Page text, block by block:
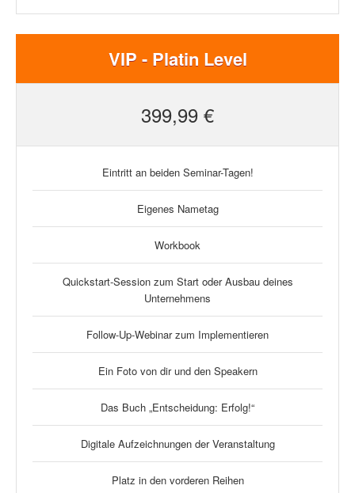
VIP - Platin Level
399,99 €
Eintritt an beiden Seminar-Tagen!
Eigenes Nametag
Workbook
Quickstart-Session zum Start oder Ausbau deines
Unternehmens
Follow-Up-Webinar zum Implementieren
Ein Foto von dir und den Speakern
Das Buch „Entscheidung: Erfolg!“
Digitale Aufzeichnungen der Veranstaltung
Platz in den vorderen Reihen